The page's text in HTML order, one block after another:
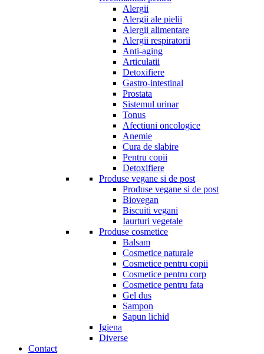
Alergii
Alergii ale pielii
Alergii alimentare
Alergii respiratorii
Anti-aging
Articulatii
Detoxifiere
Gastro-intestinal
Prostata
Sistemul urinar
Tonus
Afectiuni oncologice
Anemie
Cura de slabire
Pentru copii
Detoxifiere
Produse vegane si de post
Produse vegane si de post
Biovegan
Biscuiti vegani
Iaurturi vegetale
Produse cosmetice
Balsam
Cosmetice naturale
Cosmetice pentru copii
Cosmetice pentru corp
Cosmetice pentru fata
Gel dus
Sampon
Sapun lichid
Igiena
Diverse
Contact